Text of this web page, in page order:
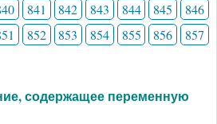
841 842 843 844 845
846
852 853 854 855 856
857
содержащее переменную